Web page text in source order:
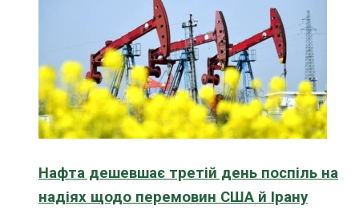
Нафта дешевшає третій день поспіль на
надіях щодо перемовин США й Ірану